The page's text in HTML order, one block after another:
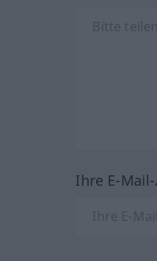
Ihre E-